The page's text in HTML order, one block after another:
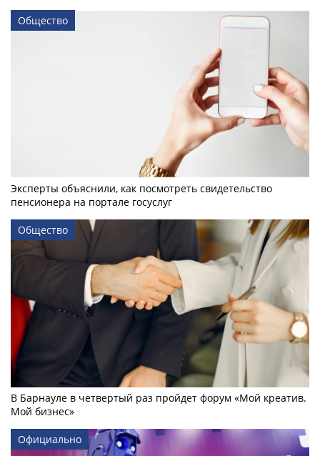
Общество
Эксперты объяснили, как посмотреть свидетельство
пенсионера на портале госуслуг
Общество
В Барнауле в четвертый раз пройдет форум «Мой креатив.
Мой бизнес»
Официально